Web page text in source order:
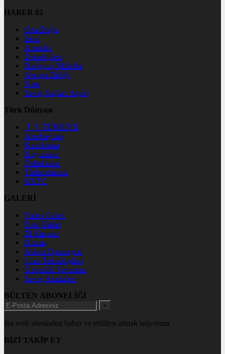
HABER 02
Orta Doğu
İsrail
Amerika
Destekçileri
Birleşmiş Milletler
Avrupa Birliği
Nato
Savaş Suçları Arşivi
Türk Dünyası
🇹🇷 TÜRKİYE
Azerbaycan
Kazakistan
Kırgızistan
Özbekistan
Türkmenistan
KKTC
GALERİ
Video Galeri
Foto Galeri
El-Kassam
Hamas
Askeri Operasyon
Silah Teknolojileri
Güvenlik-Savunma
Savaş Analizleri
BÜLTEN ABONELİĞİ
+
Bu web sitesinden haber ve ebülten almak istiyorum
BİZİ TAKİP ET